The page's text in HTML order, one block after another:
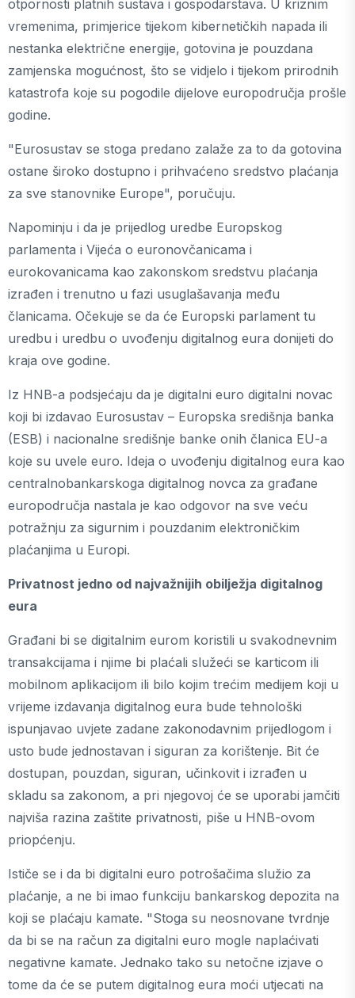
otpornosti platnih sustava i gospodarstava. U kriznim
vremenima, primjerice tijekom kibernetičkih napada ili
nestanka električne energije, gotovina je pouzdana
zamjenska mogućnost, što se vidjelo i tijekom prirodnih
katastrofa koje su pogodile dijelove europodručja prošle
godine.
"Eurosustav se stoga predano zalaže za to da gotovina
ostane široko dostupno i prihvaćeno sredstvo plaćanja
za sve stanovnike Europe", poručuju.
Napominju i da je prijedlog uredbe Europskog
parlamenta i Vijeća o euronovčanicama i
eurokovanicama kao zakonskom sredstvu plaćanja
izrađen i trenutno u fazi usuglašavanja među
članicama. Očekuje se da će Europski parlament tu
uredbu i uredbu o uvođenju digitalnog eura donijeti do
kraja ove godine.
Iz HNB-a podsjećaju da je digitalni euro digitalni novac
koji bi izdavao Eurosustav – Europska središnja banka
(ESB) i nacionalne središnje banke onih članica EU-a
koje su uvele euro. Ideja o uvođenju digitalnog eura kao
centralnobankarskoga digitalnog novca za građane
europodručja nastala je kao odgovor na sve veću
potražnju za sigurnim i pouzdanim elektroničkim
plaćanjima u Europi.
Privatnost jedno od najvažnijih obilježja digitalnog
eura
Građani bi se digitalnim eurom koristili u svakodnevnim
transakcijama i njime bi plaćali služeći se karticom ili
mobilnom aplikacijom ili bilo kojim trećim medijem koji u
vrijeme izdavanja digitalnog eura bude tehnološki
ispunjavao uvjete zadane zakonodavnim prijedlogom i
usto bude jednostavan i siguran za korištenje. Bit će
dostupan, pouzdan, siguran, učinkovit i izrađen u
skladu sa zakonom, a pri njegovoj će se uporabi jamčiti
najviša razina zaštite privatnosti, piše u HNB-ovom
priopćenju.
Ističe se i da bi digitalni euro potrošačima služio za
plaćanje, a ne bi imao funkciju bankarskog depozita na
koji se plaćaju kamate. "Stoga su neosnovane tvrdnje
da bi se na račun za digitalni euro mogle naplaćivati
negativne kamate. Jednako tako su netočne izjave o
tome da će se putem digitalnog eura moći utjecati na